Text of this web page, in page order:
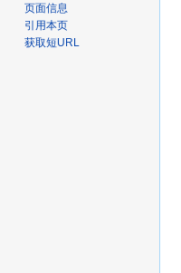
页面信息
引用本页
获取短URL